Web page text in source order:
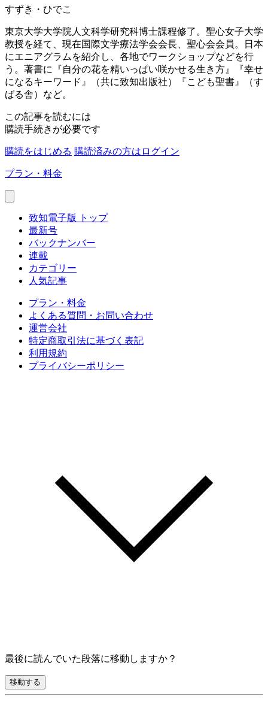
すずき・ひでこ
東京大学大学院人文科学研究科博士課程修了。聖心女子大学
教授を経て、現在国際文学療法学会会長、聖心会会員。日本
にエニアグラムを紹介し、各地でワークショップなどを行
う。著書に『自分の花を精いっぱい咲かせる生き方』『幸せ
になるキーワード』（共に致知出版社）『こども聖書』（す
ばる舎）など。
この記事を読むには
購読手続きが必要です
購読をはじめる 購読済みの方はログイン
プラン・料金
致知電子版 トップ
最新号
バックナンバー
連載
カテゴリー
人気記事
プラン・料金
よくある質問・お問い合わせ
運営会社
特定商取引法に基づく表記
利用規約
プライバシーポリシー
最後に読んでいた段落に移動しますか？
移動する